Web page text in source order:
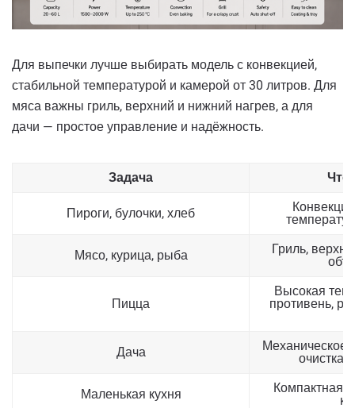
Для выпечки лучше выбирать модель с конвекцией,
стабильной температурой и камерой от 30 литров. Для
мяса важны гриль, верхний и нижний нагрев, а для
дачи — простое управление и надёжность.
Задача Что
Пироги, булочки, хлеб
Мясо, курица, рыба
Гриль,
Пицца
Высокая
противень,
Дача
Механическое
очистка,
Маленькая кухня
Компактная